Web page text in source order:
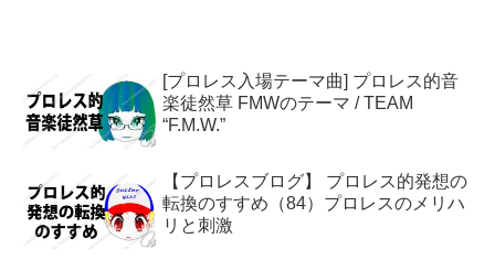
[プロレス入場テーマ曲] プロレス的音
楽徒然草 FMWのテーマ / TEAM
“F.M.W.”
【プロレスブログ】 プロレス的発想の
転換のすすめ（84）プロレスのメリハ
リと刺激